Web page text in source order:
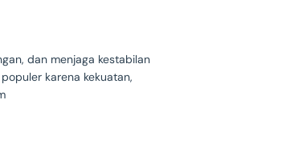
dan menjaga kestabilan
karena kekuatan,